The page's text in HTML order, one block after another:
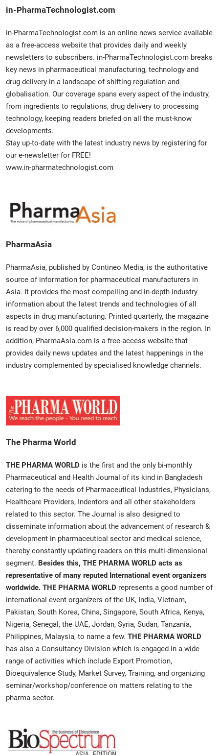
in-PharmaTechnologist.com
in-PharmaTechnologist.com is an online news service available
as a free-access website that provides daily and weekly
newsletters to subscribers. in-PharmaTechnologist.com breaks
key news in pharmaceutical manufacturing, technology and
drug delivery in a landscape of shifting regulation and
globalisation. Our coverage spans every aspect of the industry,
from ingredients to regulations, drug delivery to processing
technology, keeping readers briefed on all the must-know
developments.
Stay up-to-date with the latest industry news by registering for
our e-newsletter for FREE!
www.in-pharmatechnologist.com
PharmaAsia
PharmaAsia, published by Contineo Media, is the authoritative
source of information for pharmaceutical manufacturers in
Asia. It provides the most compelling and in-depth industry
information about the latest trends and technologies of all
aspects in drug manufacturing. Printed quarterly, the magazine
is read by over 6,000 qualified decision-makers in the region. In
addition, PharmaAsia.com is a free-access website that
provides daily news updates and the latest happenings in the
industry complemented by specialised knowledge channels.
The Pharma World
THE PHARMA WORLD is the first and the only bi-monthly
Pharmaceutical and Health Journal of its kind in Bangladesh
catering to the needs of Pharmaceutical Industries, Physicians,
Healthcare Providers, Indentors and all other stakeholders
related to this sector. The Journal is also designed to
disseminate information about the advancement of research &
development in pharmaceutical sector and medical science,
thereby constantly updating readers on this multi-dimensional
segment. Besides this, THE PHARMA WORLD acts as
representative of many reputed International event organizers
worldwide. THE PHARMA WORLD represents a good number of
international event organizers of the UK, India, Vietnam,
Pakistan, South Korea, China, Singapore, South Africa, Kenya,
Nigeria, Senegal, the UAE, Jordan, Syria, Sudan, Tanzania,
Philippines, Malaysia, to name a few. THE PHARMA WORLD
has also a Consultancy Division which is engaged in a wide
range of activities which include Export Promotion,
Bioequivalence Study, Market Survey, Training, and organizing
seminar/workshop/conference on matters relating to the
pharma sector.